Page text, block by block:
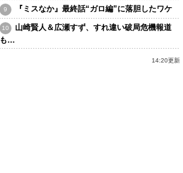
『ミスなか』最終話“ガロ編”に落胆したワケ
山崎賢人＆広瀬すず、すれ違い破局危機報道
も…
14:20更新